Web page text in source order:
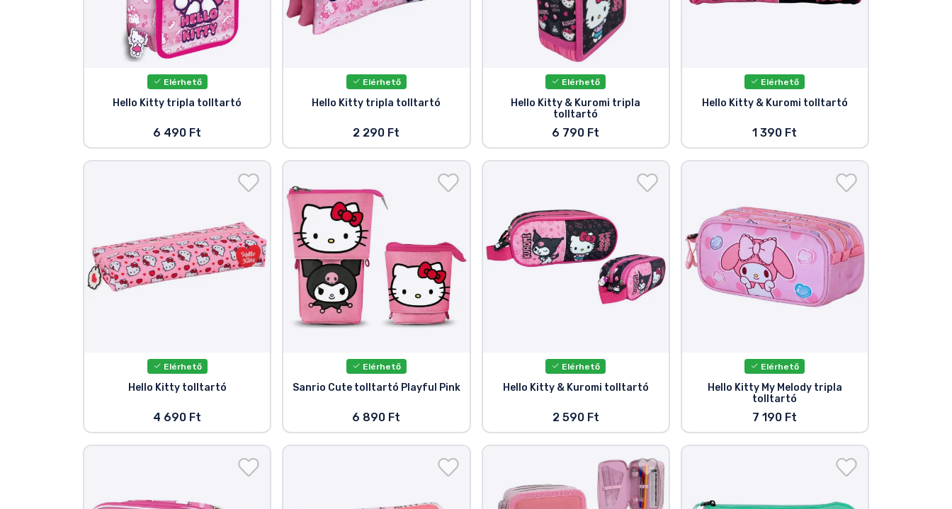
Elérhető
Hello Kitty tripla tolltartó
6 490 Ft
Elérhető
Hello Kitty tripla tolltartó
2 290 Ft
Elérhető
Hello Kitty & Kuromi tripla
tolltartó
6 790 Ft
Elérhető
Hello Kitty & Kuromi tolltartó
1 390 Ft
Elérhető
Hello Kitty tolltartó
4 690 Ft
Elérhető
Sanrio Cute tolltartó Playful Pink
6 890 Ft
Elérhető
Hello Kitty & Kuromi tolltartó
2 590 Ft
Elérhető
Hello Kitty My Melody tripla
tolltartó
7 190 Ft